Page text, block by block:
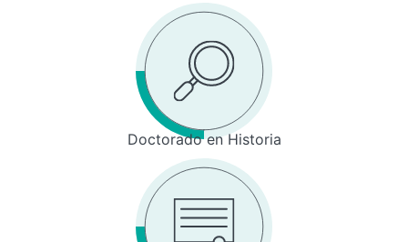
Doctorado en Historia